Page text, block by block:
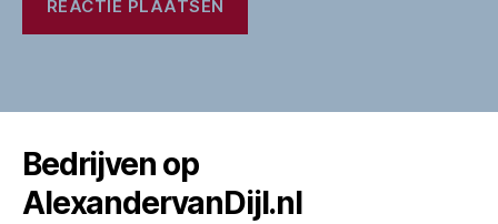
Bedrijven op
AlexandervanDijl.nl